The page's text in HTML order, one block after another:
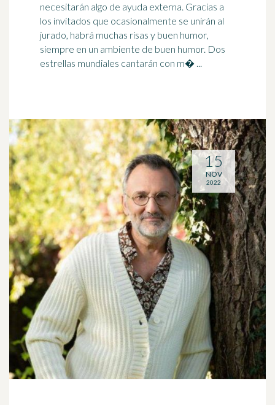
necesitarán algo de ayuda externa. Gracias a
los invitados que ocasionalmente se unirán al
jurado, habrá muchas risas y buen humor,
siempre en un ambiente de buen humor. Dos
estrellas mundiales cantarán con m� ...
15
NOV
2022